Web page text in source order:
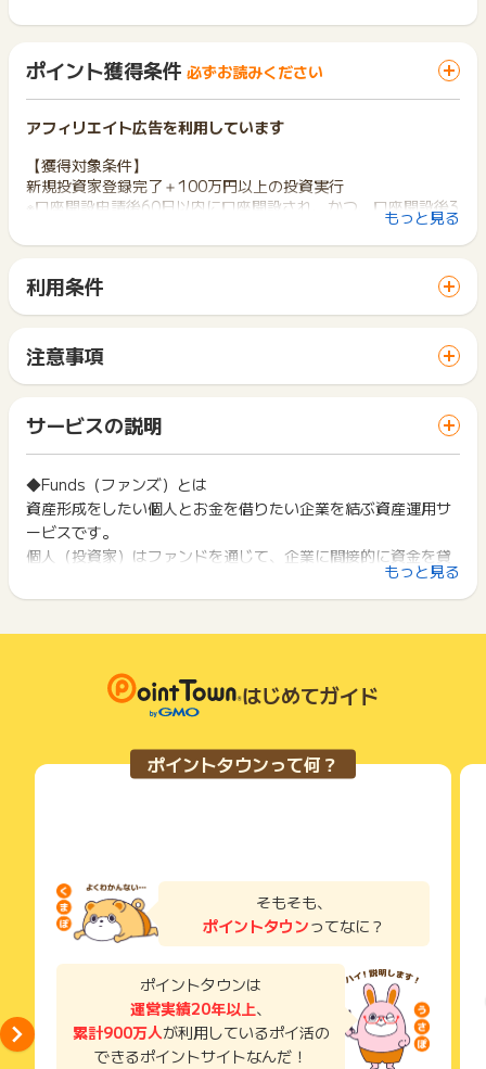
ポイント獲得条件 必ずお読みください
アフィリエイト広告を利用しています
【獲得対象条件】
新規投資家登録完了＋100万円以上の投資実行
※口座開設申請後60日以内に口座開設され、かつ、口座開設後3
※クロスブラウザ計測不可
【獲得対象外条件】
・過去に「Funds」を利用したことがある方（現在登録中また
・口座開設申請後、60日以内に口座開設完了に至らない場合
・口座開設後、30日以内に100万円以上の投資完了至らない場
合
・18歳未満、75歳以上の方からの申込み
・虚偽・不正・架空・いたずら・申込み不備
・キャンセル・データ重複などは不可
【お問い合わせについて】
・獲得予定ポイントに反映されない場合は申込みをした日から
90日以内
・非承認理由は非承認確定日から90日以内
・申込日時、メールアドレス
※ポイントに関するお問い合わせは、
までお問い合わせください。ポイントについて、広告主に直接
お問い合わせをした場合、ポイント獲得対象外となる場合がご
もっと見る
利用条件
サイトに移動してからお申し込みやお買い物が完了するまでの
間に、同じブラウザ（※）で他のサイトに移動した場合はポイン
ト獲得ができません。
「 口座開設でポイントGET 」ボタンを押した時とサービス・
お買い物利用時で、デバイス・ブラウザが異なる場合はポイン
ト獲得ができません。
2回以上同じお買い物・サービスをご利用される場合は、毎回
ポイントタウンに戻り、「 口座開設でポイントGET 」ボタン
を押してからご利用ください。
下記の事項に該当する場合、広告主側で対象外とみなし、「獲
い物を複数回ご利用された場合
て一度でも同サービス・お買い物を利用されたことがある場合
ご利用前には、Cookieの削除をおこなっていただくことを推奨
サービス・お買い物利用時にお電話など2つ以上の申し込み方
法がある場合、必ずサイト上のWEBフォームからお申し込みく
了などのメールは、ポイント獲得するまで必ず保管してくださ
獲得待ち・獲得失敗の状態でお問い合わせされる際に、該当の
メールを送っていただく場合がございます。
そのため、紛失・破棄された場合は対応いたしかねますので、
ご注意ください。
(※) SafariやChromeなどwebサイトを表示するアプリのこと
注意事項
一部のサービスにつきましては、1商品につき10円単位の金額
は切り捨てとなります。
ポイント獲得が1ポイント未満のものは切り捨てとなり、ポイ
ント履歴には記載されません。
原則として広告主側のポイント等を利用して支払われた金額分
につきましては、ポイントタウンのポイント獲得の対象には含
まれません。
広告主が運営しているサービスの都合もしくは会員様の都合で
商品の交換や一部でもキャンセルされた場合、ポイントが無効
になる可能性もございます。
条件を達成しているかどうかは各広告主ではなく、代理店が行
っているため、広告主はポイントに関する詳細を把握しており
そのため、ポイントタウンのポイントに関するお問い合わせを
広告主様に直接行わないようお願いいたします。
サービスの説明
◆Funds（ファンズ）とは
資産形成をしたい個人とお金を借りたい企業を結ぶ資産運用サ
ービスです。
個人（投資家）はファンドを通じて、企業に間接的に資金を貸
し付け、その利息をもとに分配金を得て、資産を増やすことが
出来ます。
しいから相場に振り回されたくない！」といった悩みにも応え
Fundsに参加する企業はFundsを運営するファンズ株式会社の
審査を通過した企業のみで構成されており、元本割れ・分配遅
既に資産運用を行っている方には「ポートフォリオにおける守
り用資産」として、これからはじめる方には「少額*で安定的に
取り組める資産運用の第一歩」としてご利用いただいておりま
※Fundsは1円から投資いただけます。ただし、お客様への分配
は円単位で行われ、1円未満の分配金は切り捨てられます。し
たがって、お客様の投資された出資金が僅少の場合、利回りが
得られない可能性があります。
もっと見る
はじめてガイド
ポイントタウンって何？
そもそも、
ポイントタウンってなに？
ポイントタウンは
運営実績20年以上、
累計900万人が利用しているポイ活の
できるポイントサイトなんだ！